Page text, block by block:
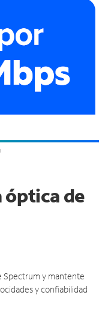
de
Spectrum y mantente
y confiabilidad